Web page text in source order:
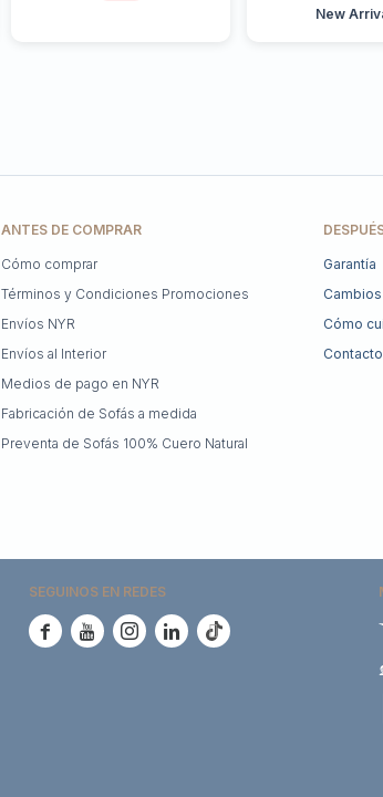
New
Garantía
Cómo
ANTES DE COMPRAR
Cómo comprar
Términos y Condiciones Promociones
Envíos NYR
Envíos al Interior
Medios de pago en NYR
Fabricación de Sofás a medida
Preventa de Sofás 100% Cuero Natural
SEGUINOS EN REDES
    